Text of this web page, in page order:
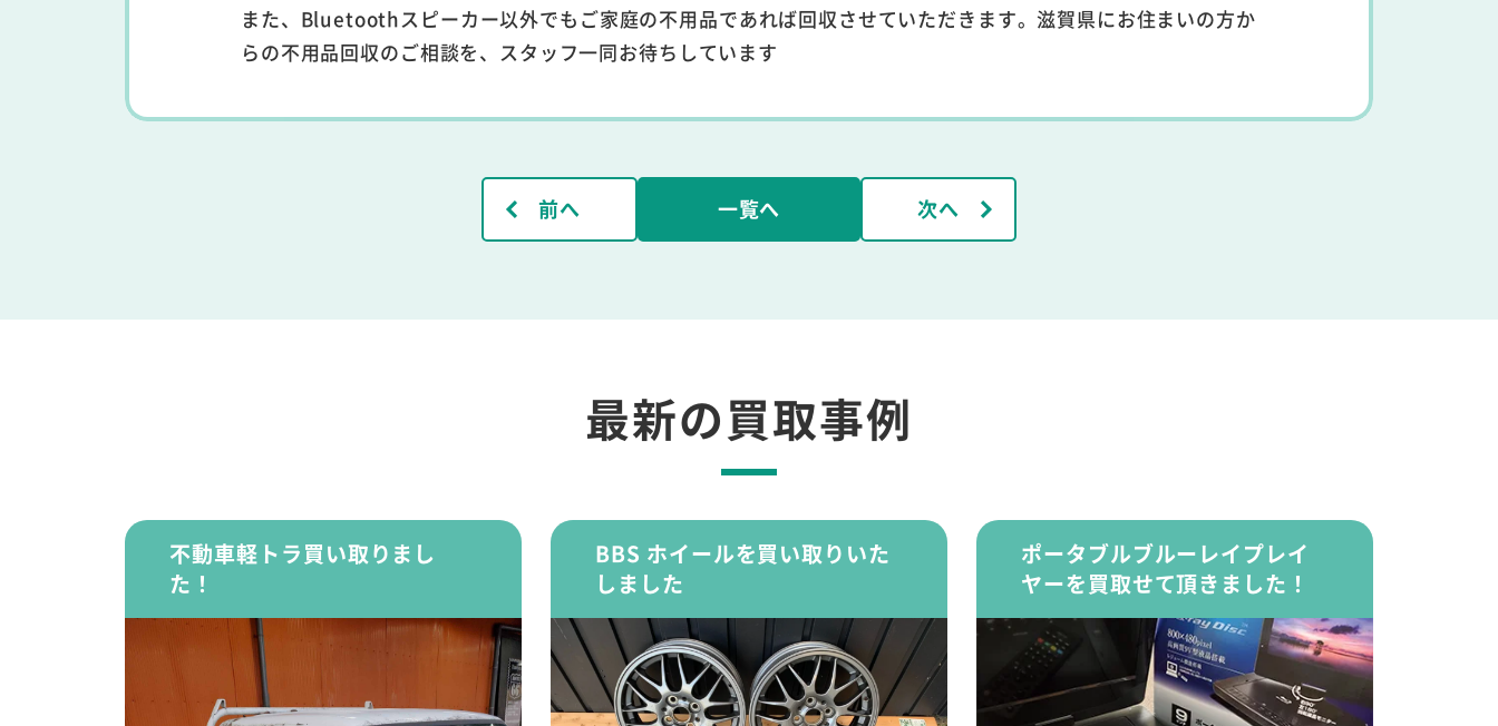
また、Bluetoothスピーカー以外でもご家庭の不用品であれば回収させていただきます。滋賀県にお住まいの方か
らの不用品回収のご相談を、スタッフ一同お待ちしています
前へ 一覧へ 次へ
最新の買取事例
不動車軽トラ買い取りまし
た！
BBS ホイールを買い取りいた
しました
ポータブルブルーレイプレイ
ヤーを買取せて頂きました！